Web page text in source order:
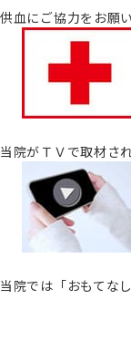
供血にご協力をお願
当院がＴＶで取材さ
当院では「おもてな